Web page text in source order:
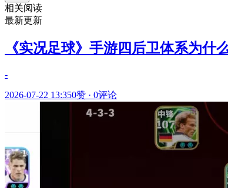
相关阅读
最新更新
《实况足球》手游四后卫体系为
-
2026-07-22 13:350赞 · 0评论